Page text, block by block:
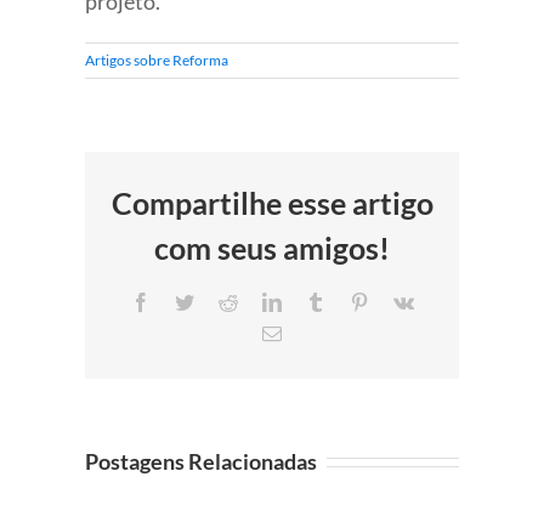
Artigos sobre Reforma
Compartilhe esse artigo
com seus amigos!
Facebook
TwitterRedditLinkedInTumblr Pinterest
Vk
E-
Postagens Relacionadas